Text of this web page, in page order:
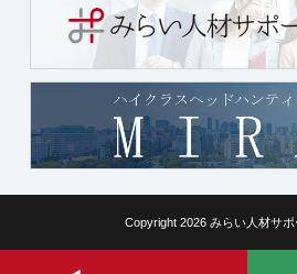
Copyright 2026 みらい人材サポ